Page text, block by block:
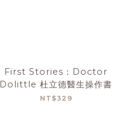
First Stories：Doctor
Dolittle 杜立德醫生操作書
NT$329